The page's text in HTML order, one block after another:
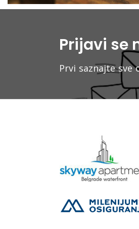
Prijavi se
Prvi saznajte